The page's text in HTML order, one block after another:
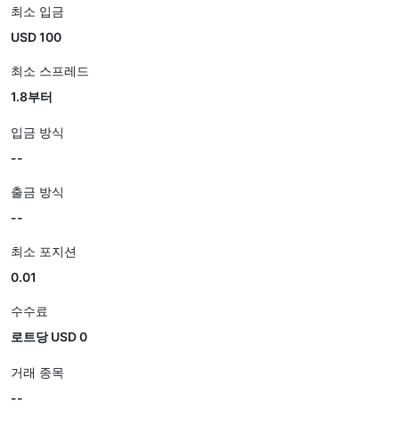
최소 입금
USD 100
최소 스프레드
1.8부터
입금 방식
--
출금 방식
--
최소 포지션
0.01
수수료
로트당 USD 0
거래 종목
--